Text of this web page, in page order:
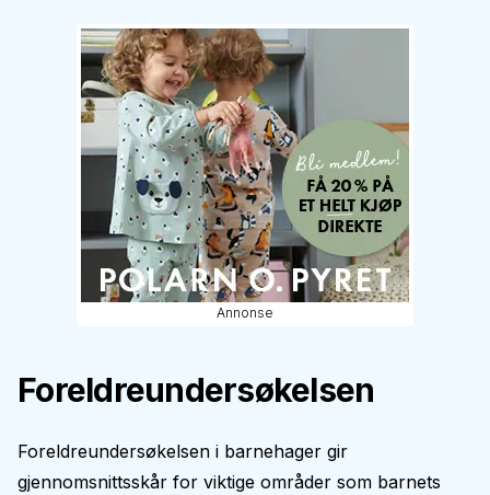
Annonse
Foreldreundersøkelsen
Foreldreundersøkelsen i barnehager gir
gjennomsnittsskår for viktige områder som barnets